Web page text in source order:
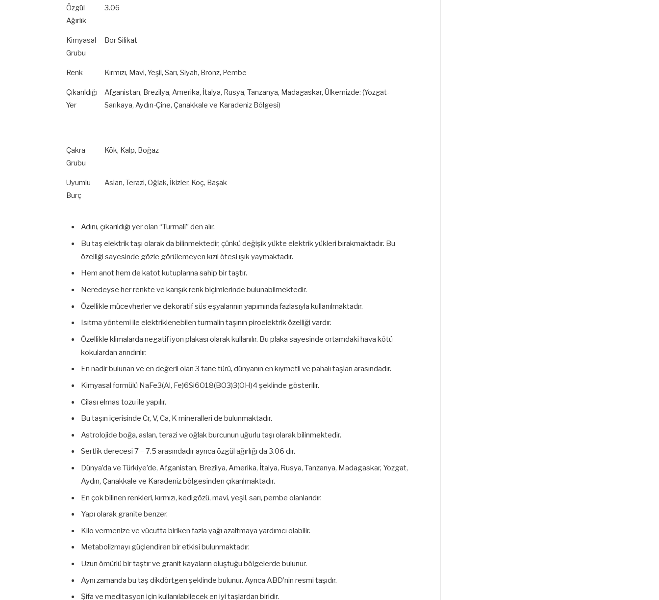
Özgül
Ağırlık
3.06
Kimyasal
Grubu
Bor Silikat
Renk Kırmızı, Mavi, Yeşil, Sarı, Siyah, Bronz, Pembe
Çıkarıldığı
Yer
Afganistan, Brezilya, Amerika, İtalya, Rusya, Tanzanya, Madagaskar, Ülkemizde: (Yozgat-
Sarıkaya, Aydın-Çine, Çanakkale ve Karadeniz Bölgesi)
Çakra
Grubu
Kök, Kalp, Boğaz
Uyumlu
Burç
Aslan, Terazi, Oğlak, İkizler, Koç, Başak
Adını, çıkarıldığı yer olan “Turmali” den alır.
Bu taş elektrik taşı olarak da bilinmektedir, çünkü değişik yükte elektrik yükleri bırakmaktadır. Bu
özelliği sayesinde gözle görülemeyen kızıl ötesi ışık yaymaktadır.
Hem anot hem de katot kutuplarına sahip bir taştır.
Neredeyse her renkte ve karışık renk biçimlerinde bulunabilmektedir.
Özellikle mücevherler ve dekoratif süs eşyalarının yapımında fazlasıyla kullanılmaktadır.
Isıtma yöntemi ile elektriklenebilen turmalin taşının piroelektrik özelliği vardır.
Özellikle klimalarda negatif iyon plakası olarak kullanılır. Bu plaka sayesinde ortamdaki hava kötü
kokulardan arındırılır.
En nadir bulunan ve en değerli olan 3 tane türü, dünyanın en kıymetli ve pahalı taşları arasındadır.
Kimyasal formülü NaFe3(Al, Fe)6Si6O18(BO3)3(OH)4 şeklinde gösterilir.
Cilası elmas tozu ile yapılır.
Bu taşın içerisinde Cr, V, Ca, K mineralleri de bulunmaktadır.
Astrolojide boğa, aslan, terazi ve oğlak burcunun uğurlu taşı olarak bilinmektedir.
Sertlik derecesi 7 – 7.5 arasındadır ayrıca özgül ağırlığı da 3.06 dır.
Dünya’da ve Türkiye’de, Afganistan, Brezilya, Amerika, İtalya, Rusya, Tanzanya, Madagaskar, Yozgat,
Aydın, Çanakkale ve Karadeniz bölgesinden çıkarılmaktadır.
En çok bilinen renkleri, kırmızı, kedigözü, mavi, yeşil, sarı, pembe olanlarıdır.
Yapı olarak granite benzer.
Kilo vermenize ve vücutta biriken fazla yağı azaltmaya yardımcı olabilir.
Metabolizmayı güçlendiren bir etkisi bulunmaktadır.
Uzun ömürlü bir taştır ve granit kayaların oluştuğu bölgelerde bulunur.
Aynı zamanda bu taş dikdörtgen şeklinde bulunur. Ayrıca ABD’nin resmi taşıdır.
Şifa ve meditasyon için kullanılabilecek en iyi taşlardan biridir.